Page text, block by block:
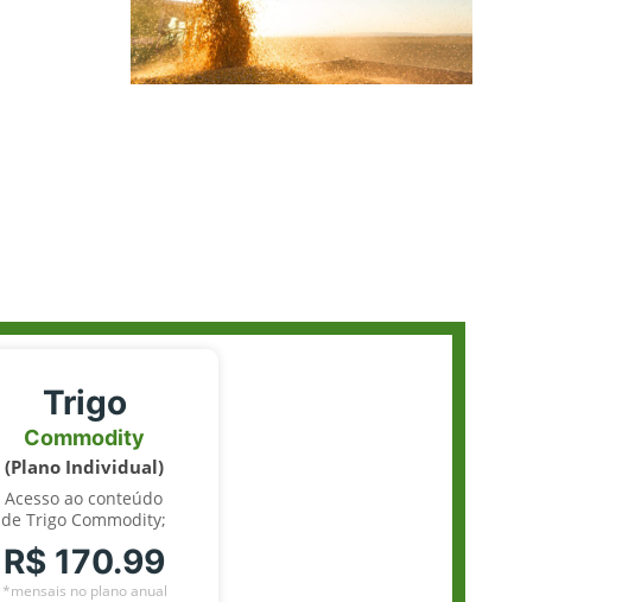
Trigo
Commodity
(Plano Individual)
Acesso ao conteúdo
de Trigo Commodity;
R$ 170.99
*mensais no plano anual